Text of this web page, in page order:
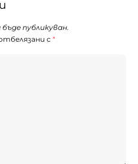
публикуван.
с *